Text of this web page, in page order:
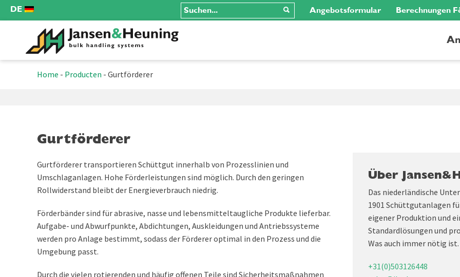
DE Angebotsformular Berechnungen
Home - Producten - Gurtförderer
Gurtförderer
Gurtförderer transportieren Schüttgut innerhalb von Prozesslinien und
Umschlaganlagen. Hohe Förderleistungen sind möglich. Durch den geringen
Rollwiderstand bleibt der Energieverbrauch niedrig.
Förderbänder sind für abrasive, nasse und lebensmitteltaugliche Produkte lieferbar.
Aufgabe- und Abwurfpunkte, Abdichtungen, Auskleidungen und Antriebssysteme
werden pro Anlage bestimmt, sodass der Förderer optimal in den Prozess und die
Umgebung passt.
Durch die vielen rotierenden und häufig offenen Teile sind Sicherheitsmaßnahmen
Über
Das niederländische
1901 Schüttgutanlagen
eigener Produktion und
Standardlösungen und
Was auch immer nötig ist.
+31(0)503126448